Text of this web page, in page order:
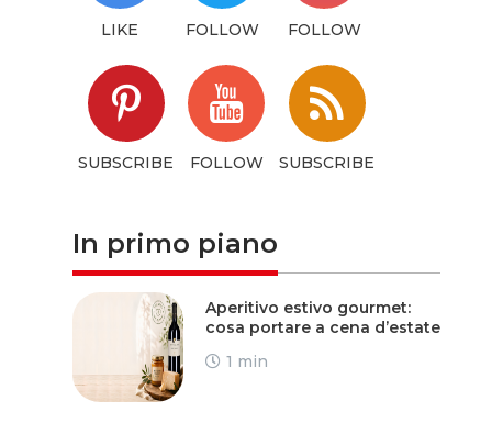
LIKE FOLLOW FOLLOW
SUBSCRIBE FOLLOW SUBSCRIBE
In primo piano
Aperitivo estivo gourmet:
cosa portare a cena d’estate
1 min